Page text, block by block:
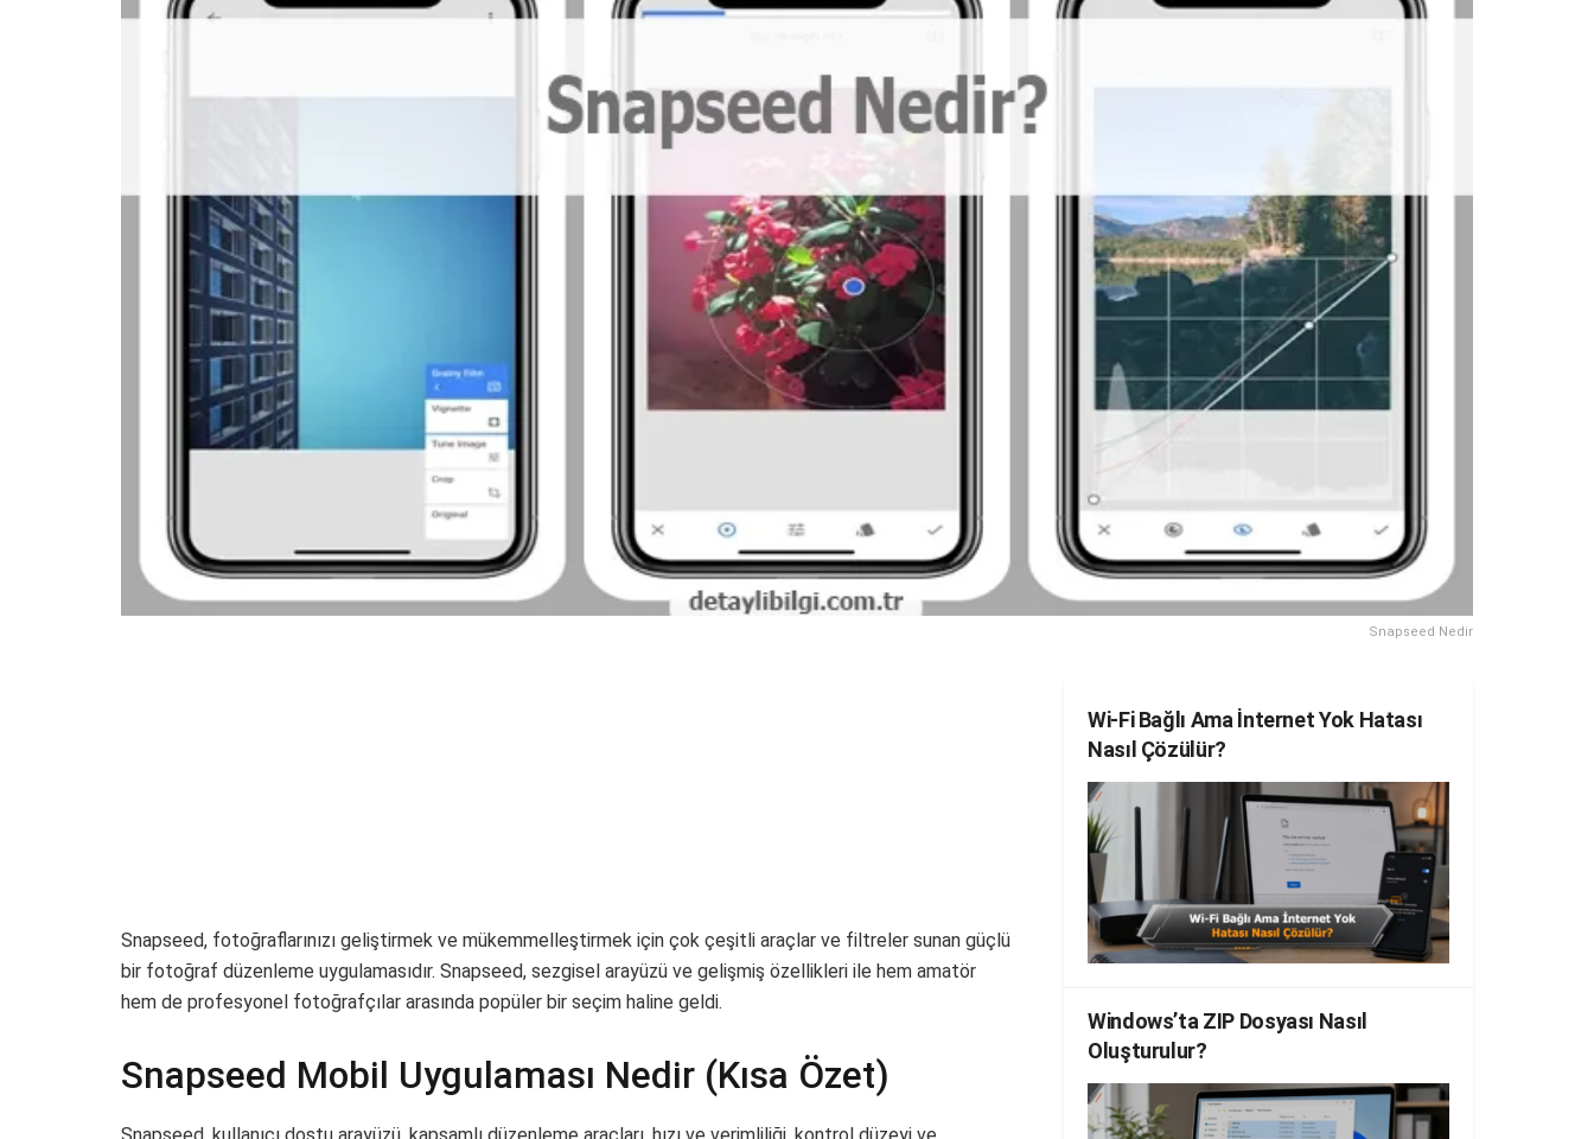
Snapseed Nedir
Snapseed, fotoğraflarınızı geliştirmek ve mükemmelleştirmek için çok çeşitli araçlar ve filtreler sunan güçlü
bir fotoğraf düzenleme uygulamasıdır. Snapseed, sezgisel arayüzü ve gelişmiş özellikleri ile hem amatör
hem de profesyonel fotoğrafçılar arasında popüler bir seçim haline geldi.
Snapseed Mobil Uygulaması Nedir (Kısa Özet)
Wi-Fi Bağlı Ama İnternet Yok Hatası
Nasıl Çözülür?
Windows’ta ZIP Dosyası Nasıl
Oluşturulur?